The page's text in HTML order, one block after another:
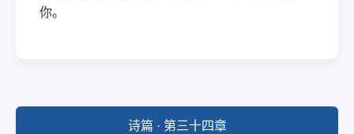
你。
诗篇 · 第三十四章